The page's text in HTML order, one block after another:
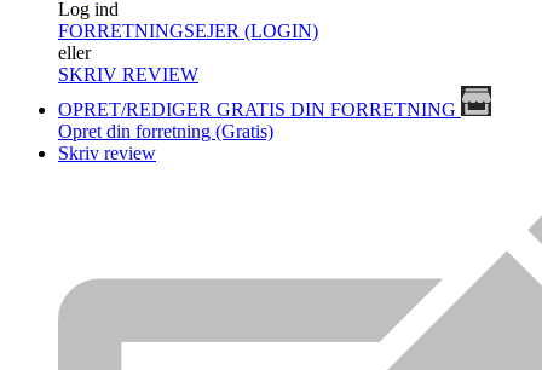
Log ind
FORRETNINGSEJER (LOGIN)
eller
SKRIV REVIEW
OPRET/REDIGER GRATIS DIN FORRETNING
Opret din forretning (Gratis)
Skriv review